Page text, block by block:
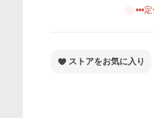
•••
ストアをお気に入り